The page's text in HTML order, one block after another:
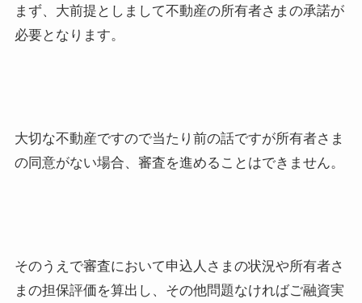
まず、大前提としまして不動産の所有者さまの承諾が
必要となります。
大切な不動産ですので当たり前の話ですが所有者さま
の同意がない場合、審査を進めることはできません。
そのうえで審査において申込人さまの状況や所有者さ
まの担保評価を算出し、その他問題なければご融資実